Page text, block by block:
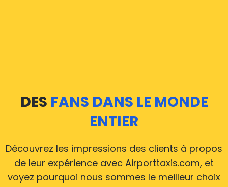
DES FANS DANS LE MONDE
ENTIER
Découvrez les impressions des clients à propos
de leur expérience avec Airporttaxis.com, et
voyez pourquoi nous sommes le meilleur choix